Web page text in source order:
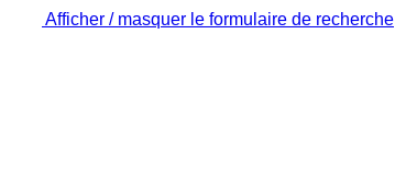
Afficher / masquer le formulaire de recherche